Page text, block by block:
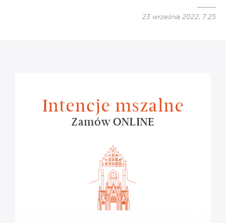
23 września 2022, 7:25